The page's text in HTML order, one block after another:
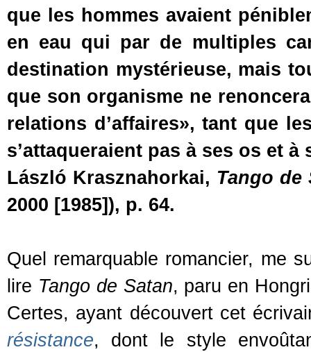
que les hommes avaient
en eau qui par de multiples
destination mystérieuse, mais
que son organisme ne
relations d’affaires», tant que
s’attaqueraient pas à ses os et à
László Krasznahorkai, Tango de
2000 [1985]), p. 64.
Quel remarquable romancier, me
lire Tango de Satan, paru en
Certes, ayant découvert cet
résistance, dont le style